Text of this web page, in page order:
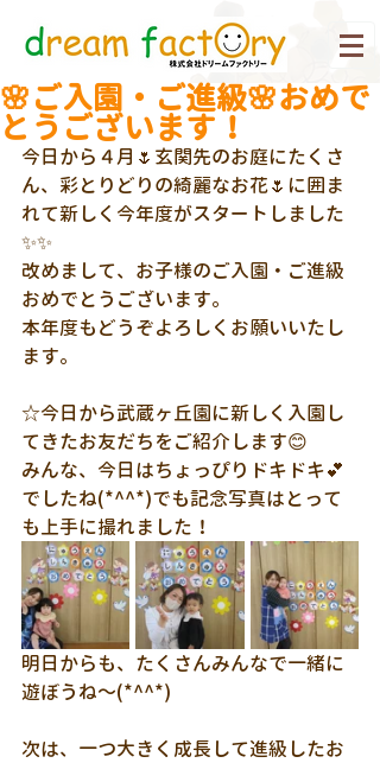
🌸ご入園・ご進級🌸おめで
とうございます！
今日から４月🌷玄関先のお庭にたくさ
ん、彩とりどりの綺麗なお花🌷に囲ま
れて新しく今年度がスタートしました
✨✨
改めまして、お子様のご入園・ご進級
おめでとうございます。
本年度もどうぞよろしくお願いいたし
ます。
☆今日から武蔵ヶ丘園に新しく入園し
てきたお友だちをご紹介します😊
みんな、今日はちょっぴりドキドキ💕
でしたね(*^^*)でも記念写真はとって
も上手に撮れました！
明日からも、たくさんみんなで一緒に
遊ぼうね～(*^^*)
次は、一つ大きく成長して進級したお